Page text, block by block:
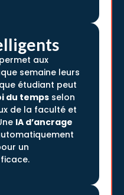
permet aux
semaine leurs
étudiant peut
du temps selon
de la faculté et
IA d’ancrage
un